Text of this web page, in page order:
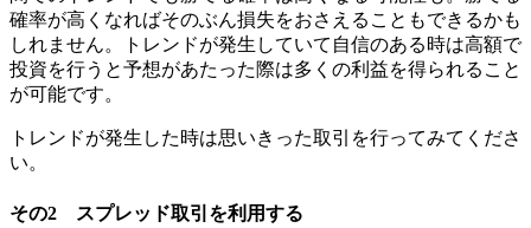
確率が高くなればそのぶん損失をおさえることもできるかも
しれません。
トレンドが発生していて自信のある時は高額で
投資を行うと予想があたった際は多くの利益を得られること
が可能です。
トレンドが発生した時は思いきった取引を行ってみてくださ
い。
その2 スプレッド取引を利用する